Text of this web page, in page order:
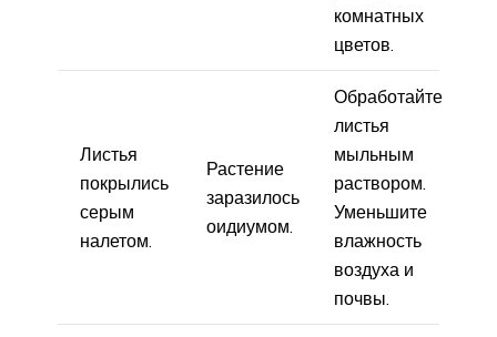
комнатных
цветов.
Листья
покрылись
серым
налетом.
Растение
заразилось
оидиумом.
Обработайте
листья
мыльным
раствором.
Уменьшите
влажность
воздуха и
почвы.